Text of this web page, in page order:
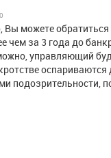
можете
за 3 года до
управляющий
оспариваются
подозрительности,